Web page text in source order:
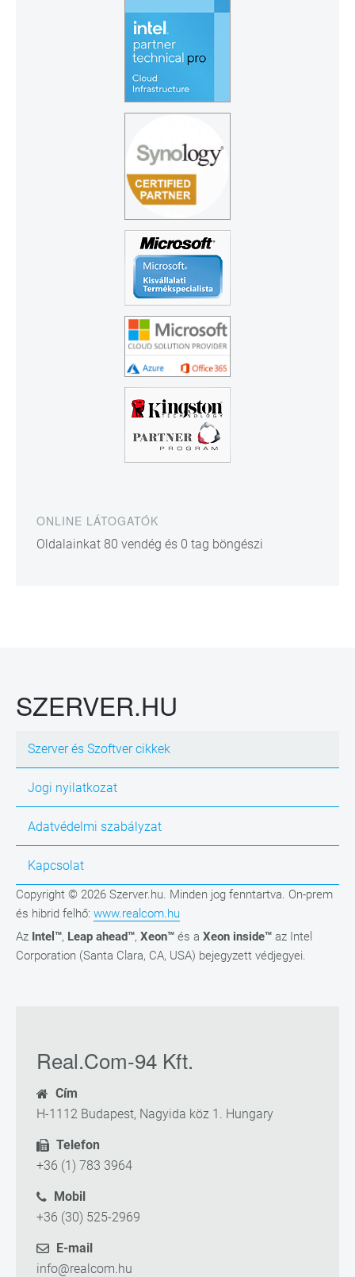
ONLINE LÁTOGATÓK
Oldalainkat 80 vendég és 0 tag böngészi
SZERVER.HU
Szerver és Szoftver cikkek
Jogi nyilatkozat
Adatvédelmi szabályzat
Kapcsolat
Copyright © 2026 Szerver.hu. Minden jog fenntartva. On-prem
és hibrid felhő: www.realcom.hu
Az Intel™, Leap ahead™, Xeon™ és a Xeon inside™ az Intel
Corporation (Santa Clara, CA, USA) bejegyzett védjegyei.
Real.Com-94 Kft.
Cím
H-1112 Budapest, Nagyida köz 1. Hungary
Telefon
+36 (1) 783 3964
Mobil
+36 (30) 525-2969
E-mail
info@realcom.hu